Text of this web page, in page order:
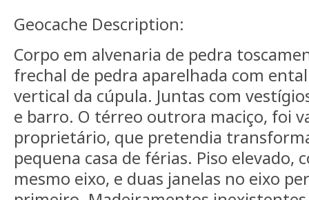
Geocache Description:
Corpo em alvenaria de pedra
frechal de pedra aparelhada com
vertical da cúpula. Juntas com
e barro. O térreo outrora maciço, foi
proprietário, que pretendia
pequena casa de férias. Piso elevado,
mesmo eixo, e duas janelas no eixo